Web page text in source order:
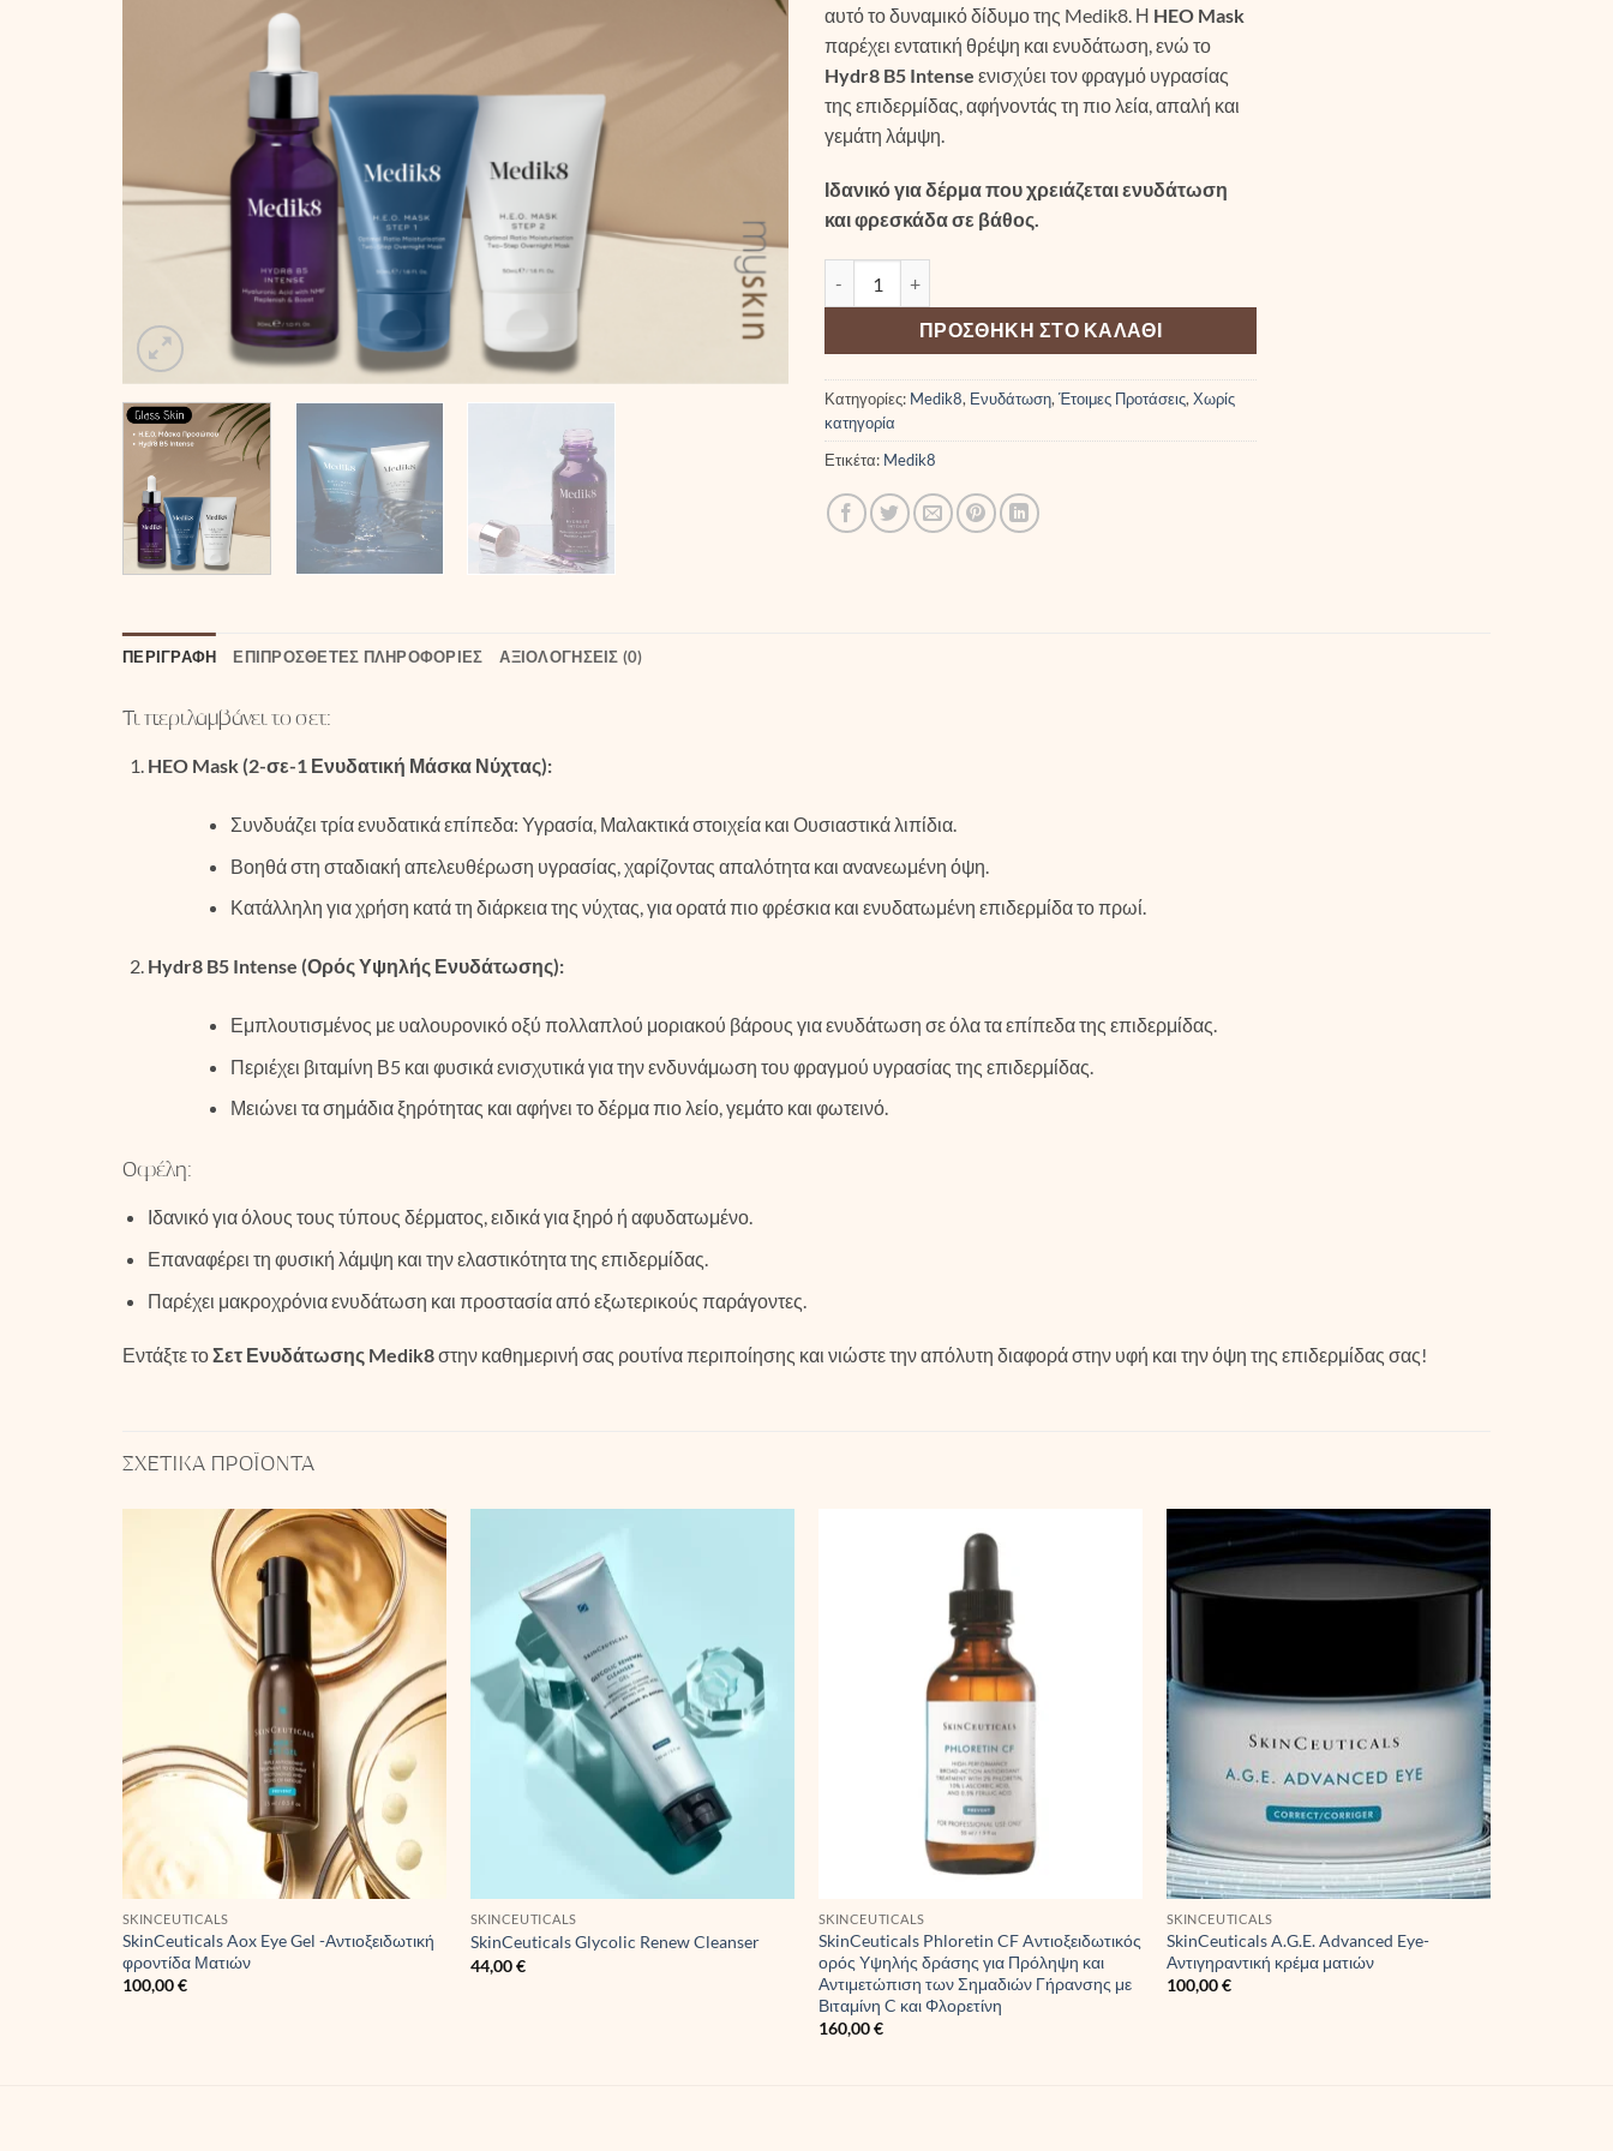
αυτό το δυναμικό δίδυμο της Medik8. Η HEO Mask
παρέχει εντατική θρέψη και ενυδάτωση, ενώ το
Hydr8 B5 Intense ενισχύει τον φραγμό υγρασίας
της επιδερμίδας, αφήνοντάς τη πιο λεία, απαλή και
γεμάτη λάμψη.
Ιδανικό για δέρμα που χρειάζεται ενυδάτωση
και φρεσκάδα σε βάθος.
ΠΡΟΣΘΉΚΗ ΣΤΟ ΚΑΛΆΘΙ
Κατηγορίες: Medik8, Ενυδάτωση, Έτοιμες Προτάσεις, Χωρίς
κατηγορία
Ετικέτα: Medik8
ΠΕΡΙΓΡΑΦΉ ΕΠΙΠΡΌΣΘΕΤΕΣ ΠΛΗΡΟΦΟΡΊΕΣ ΑΞΙΟΛΟΓΉΣΕΙΣ (0)
Τι περιλαμβάνει το σετ:
HEO Mask (2-σε-1 Ενυδατική Μάσκα Νύχτας):
Συνδυάζει τρία ενυδατικά επίπεδα: Υγρασία, Μαλακτικά στοιχεία και Ουσιαστικά λιπίδια.
Βοηθά στη σταδιακή απελευθέρωση υγρασίας, χαρίζοντας απαλότητα και ανανεωμένη όψη.
Κατάλληλη για χρήση κατά τη διάρκεια της νύχτας, για ορατά πιο φρέσκια και ενυδατωμένη επιδερμίδα το πρωί.
Hydr8 B5 Intense (Ορός Υψηλής Ενυδάτωσης):
Εμπλουτισμένος με υαλουρονικό οξύ πολλαπλού μοριακού βάρους για ενυδάτωση σε όλα τα επίπεδα της επιδερμίδας.
Περιέχει βιταμίνη Β5 και φυσικά ενισχυτικά για την ενδυνάμωση του φραγμού υγρασίας της επιδερμίδας.
Μειώνει τα σημάδια ξηρότητας και αφήνει το δέρμα πιο λείο, γεμάτο και φωτεινό.
Οφέλη:
Ιδανικό για όλους τους τύπους δέρματος, ειδικά για ξηρό ή αφυδατωμένο.
Επαναφέρει τη φυσική λάμψη και την ελαστικότητα της επιδερμίδας.
Παρέχει μακροχρόνια ενυδάτωση και προστασία από εξωτερικούς παράγοντες.
Εντάξτε τοΣετ Ενυδάτωσης Medik8στην καθημερινή σας ρουτίνα περιποίησης και νιώστε την απόλυτη διαφορά στην υφή και την όψη της επιδερμίδας σας!
ΣΧΕΤΙΚΆ ΠΡΟΪΌΝΤΑ
SKINCEUTICALS
SkinCeuticals Aox Eye Gel -Αντιοξειδωτική
φροντίδα Ματιών
100,00€
SKINCEUTICALS
SkinCeuticals Glycolic Renew Cleanser
44,00€
SKINCEUTICALS
SkinCeuticals Phloretin CF Aντιοξειδωτικός
ορός Υψηλής δράσης για Πρόληψη και
Αντιμετώπιση των Σημαδιών Γήρανσης με
Βιταμίνη C και Φλορετίνη
160,00€
SKINCEUTICALS
SkinCeuticals A.G.E. Advanced Eye-
Αντιγηραντική κρέμα ματιών
100,00€